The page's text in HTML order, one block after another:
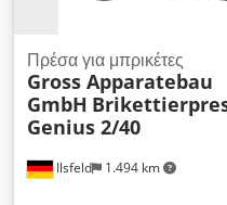
Ilsfeld 1.494 km
Πρέσα για μπρικέτες
Gross Apparatebau
GmbH
Genius 2/40